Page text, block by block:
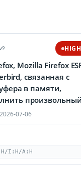
HIGH
Mozilla Firefox
связанная с
в памяти,
2026-07-06
I:H/A:H